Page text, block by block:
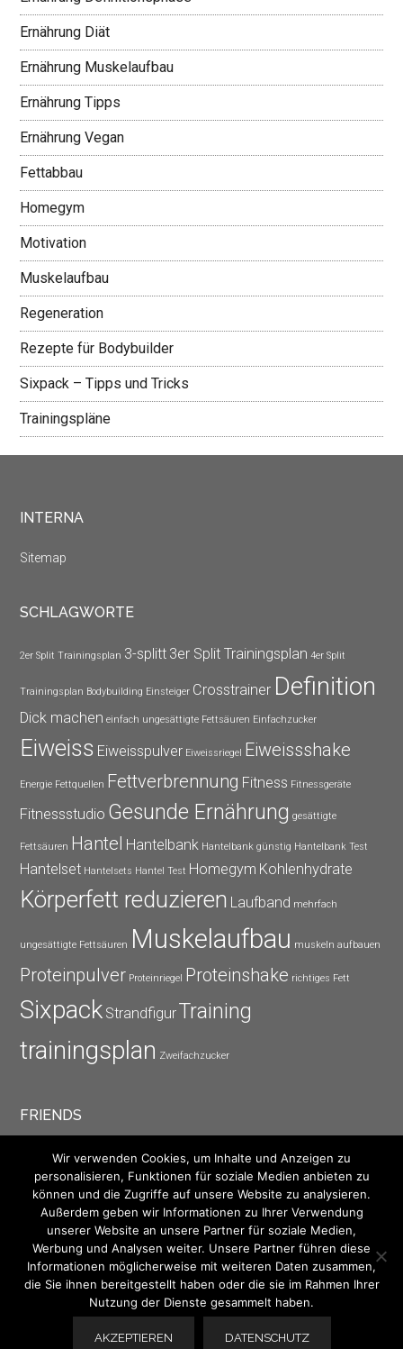
Ernährung Diät
Ernährung Muskelaufbau
Ernährung Tipps
Ernährung Vegan
Fettabbau
Homegym
Motivation
Muskelaufbau
Regeneration
Rezepte für Bodybuilder
Sixpack – Tipps und Tricks
Trainingspläne
INTERNA
Sitemap
SCHLAGWORTE
2er Split Trainingsplan 3-splitt 3er Split Trainingsplan 4er Split
Trainingsplan Bodybuilding Einsteiger Crosstrainer Definition
Dick machen einfach ungesättigte Fettsäuren Einfachzucker
Eiweiss Eiweisspulver Eiweissriegel Eiweissshake
Energie Fettquellen Fettverbrennung Fitness Fitnessgeräte
Fitnessstudio Gesunde Ernährung gesättigte
Fettsäuren Hantel Hantelbank Hantelbank günstig Hantelbank Test
Hantelset Hantelsets Hantel Test Homegym Kohlenhydrate
Körperfett reduzieren Laufband mehrfach
ungesättigte Fettsäuren Muskelaufbau muskeln aufbauen
Proteinpulver Proteinriegel Proteinshake richtiges Fett
Sixpack StrandfigurTraining
trainingsplan Zweifachzucker
FRIENDS
Muskelbody Bodybuilding & Fitness
Bodybuilding-World
Power Bodybuilding
Sport Portal
Sportforum
Webkatalog
© 2026 · Muskelbody Bodybuilding ·Impressum -
Wir verwenden Cookies, um Inhalte und Anzeigen zu
personalisieren, Funktionen für soziale Medien anbieten zu
können und die Zugriffe auf unsere Website zu analysieren.
Außerdem geben wir Informationen zu Ihrer Verwendung
unserer Website an unsere Partner für soziale Medien,
Werbung und Analysen weiter. Unsere Partner führen diese
Informationen möglicherweise mit weiteren Daten zusammen,
die Sie ihnen bereitgestellt haben oder die sie im Rahmen Ihrer
Nutzung der Dienste gesammelt haben.
AKZEPTIEREN DATENSCHUTZ